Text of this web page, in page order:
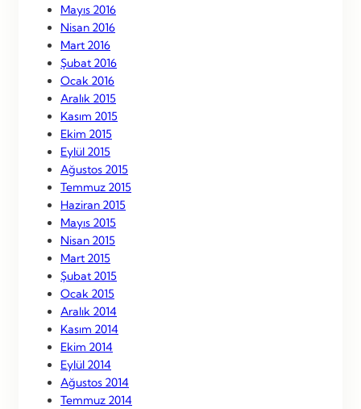
Mayıs 2016
Nisan 2016
Mart 2016
Şubat 2016
Ocak 2016
Aralık 2015
Kasım 2015
Ekim 2015
Eylül 2015
Ağustos 2015
Temmuz 2015
Haziran 2015
Mayıs 2015
Nisan 2015
Mart 2015
Şubat 2015
Ocak 2015
Aralık 2014
Kasım 2014
Ekim 2014
Eylül 2014
Ağustos 2014
Temmuz 2014